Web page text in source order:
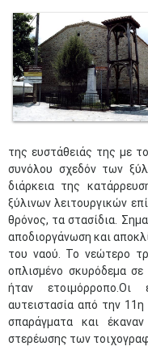
της ευστάθειάς της με
συνόλου σχεδόν των
διάρκεια της
ξύλινων λειτουργικών
θρόνος, τα στασίδια.
αποδιοργάνωση και
του ναού. Το νεώτερο
οπλισμένο σκυρόδεμα
ήταν
αυτειστασία από την
σπαράγματα και
στερέωσης των